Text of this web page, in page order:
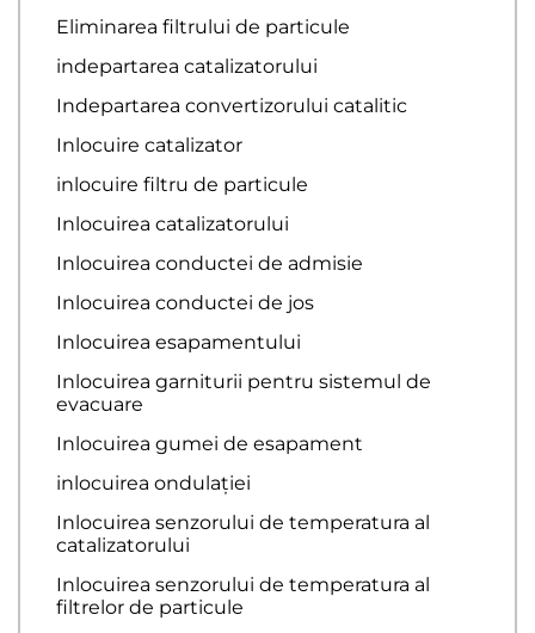
Eliminarea filtrului de particule
indepartarea catalizatorului
Indepartarea convertizorului catalitic
Inlocuire catalizator
inlocuire filtru de particule
Inlocuirea catalizatorului
Inlocuirea conductei de admisie
Inlocuirea conductei de jos
Inlocuirea esapamentului
Inlocuirea garniturii pentru sistemul de
evacuare
Inlocuirea gumei de esapament
inlocuirea ondulației
Inlocuirea senzorului de temperatura al
catalizatorului
Inlocuirea senzorului de temperatura al
filtrelor de particule